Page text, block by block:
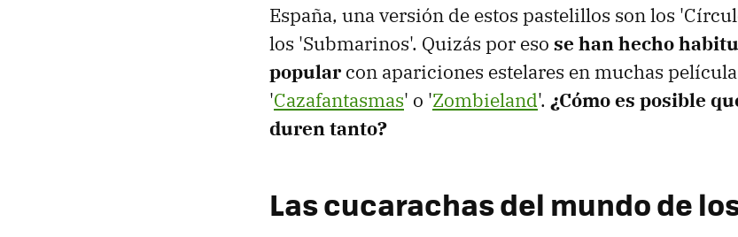
España, una versión de estos pastelillos son los
los 'Submarinos'. Quizás por eso se han hecho
popular con apariciones estelares en muchas
'Cazafantasmas' o 'Zombieland'. ¿Cómo es posible
duren tanto?
Las cucarachas del mundo de